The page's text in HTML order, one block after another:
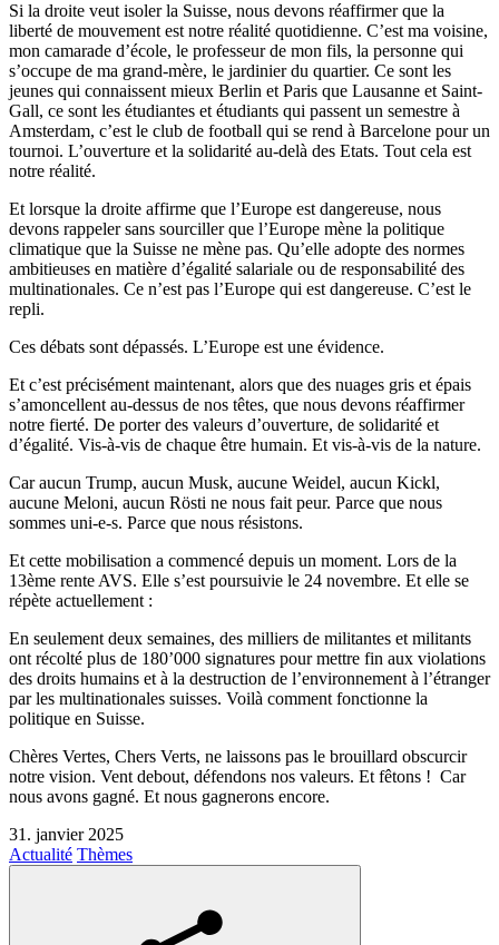
Si la droite veut isoler la Suisse, nous devons réaffirmer que la
liberté de mouvement est notre réalité quotidienne. C’est ma voisine,
mon camarade d’école, le professeur de mon fils, la personne qui
s’occupe de ma grand-mère, le jardinier du quartier. Ce sont les
jeunes qui connaissent mieux Berlin et Paris que Lausanne et Saint-
Gall, ce sont les étudiantes et étudiants qui passent un semestre à
Amsterdam, c’est le club de football qui se rend à Barcelone pour un
tournoi. L’ouverture et la solidarité au-delà des Etats. Tout cela est
notre réalité.
Et lorsque la droite affirme que l’Europe est dangereuse, nous
devons rappeler sans sourciller que l’Europe mène la politique
climatique que la Suisse ne mène pas. Qu’elle adopte des normes
ambitieuses en matière d’égalité salariale ou de responsabilité des
multinationales. Ce n’est pas l’Europe qui est dangereuse. C’est le
repli.
Ces débats sont dépassés. L’Europe est une évidence.
Et c’est précisément maintenant, alors que des nuages gris et épais
s’amoncellent au-dessus de nos têtes, que nous devons réaffirmer
notre fierté. De porter des valeurs d’ouverture, de solidarité et
d’égalité. Vis-à-vis de chaque être humain. Et vis-à-vis de la nature.
Car aucun Trump, aucun Musk, aucune Weidel, aucun Kickl,
aucune Meloni, aucun Rösti ne nous fait peur. Parce que nous
sommes uni-e-s. Parce que nous résistons.
Et cette mobilisation a commencé depuis un moment. Lors de la
13ème rente AVS. Elle s’est poursuivie le 24 novembre. Et elle se
répète actuellement :
En seulement deux semaines, des milliers de militantes et militants
ont récolté plus de 180’000 signatures pour mettre fin aux violations
des droits humains et à la destruction de l’environnement à l’étranger
par les multinationales suisses. Voilà comment fonctionne la
politique en Suisse.
Chères Vertes, Chers Verts, ne laissons pas le brouillard obscurcir
notre vision. Vent debout, défendons nos valeurs. Et fêtons ! Car
nous avons gagné. Et nous gagnerons encore.
31. janvier 2025
Actualité Thèmes